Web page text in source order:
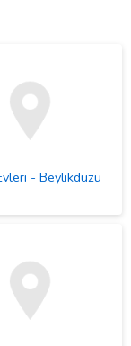
- Beylikdüzü